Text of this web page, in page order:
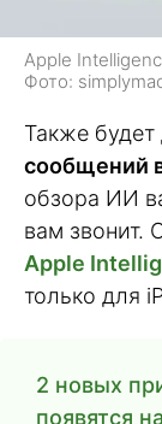
Apple
Фото:
Также будет
сообщений
обзора ИИ
вам звонит.
Apple
только для
2 новых
появятся